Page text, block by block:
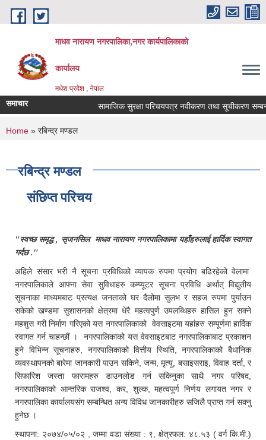
Skip to main content
माधव नारायण नगरपालिका,नगर कार्यपालिकाको
कार्यालय
मधेश प्रदेश , नेपाल
समाचार सामाजिक सुरक्षा परिचयपत्र नवीकरण तथा सूचीकरण
You are here
Home » रबिन्द्र मण्डल
रबिन्द्र मण्डल
संछिप्त परिचय
"स्वच्छ समृद्ध , सृजनसिल माधव नारायण नगरपालिकामा यहाँहरुलाई हार्दिक स्वागत
गर्दछ ."
अहिले संसार भरी नै सूचना प्रविधिको व्यापक रुपमा प्रयोग बढिरहेको वेलामा
नगरपालिकाले आफ्ना सेवा सुविधाहरु कम्प्यूटर सूचना प्रविधि अर्थात् विद्युतीय
सूचनाका माध्यमबाट प्रत्यक्ष जनताको घर दैलोमा सुलभ र सहज रुपमा पुर्याउन
सकेको खण्डमा सुशासनको क्षेत्रमा धेरै महत्वपुर्ण उपलब्धिहरु हासिल हुन सक्ने
महशुस गरी निर्माण गरिएको यस नगरपालिकाको वेवसाइटमा यहांहरु सम्पूर्णमा हार्दिक
स्वागत गर्न चाहन्छौं । नगरपालिकाको यस वेवसाइटबाट नगरपालिकाबाट प्रकाशन
हुने विभिन्न सूचनाहरु, नगरपालिकाको वित्तीय स्थिति, नगरपालिकाको बैधानिक
व्यवस्थापनको बारेमा जानकारी पाउन सकिने, जन्म, मृत्यु, बसाइसराइ, विवाह दर्ता, र
सिफारिश जस्ता फारामहरु डाउनलोड गर्न सकिनुका साथै नगर परिषद,
नगरपालिकाको आन्तरिक राजश्व, कर, शुल्क, महत्वपूर्ण निर्णय लगायत नगर र
नगरपालिका कार्यालयसंग सम्बन्धित अन्य विविध जानकारीहरु सजिलै प्राप्त गर्न सक्नु
हुनेछ ।
स्थापना: २०७४/०५/०२ , जम्मा वडा संख्या : ९, क्षेत्रफल: ४८.५३ ( वर्ग कि.मी.)